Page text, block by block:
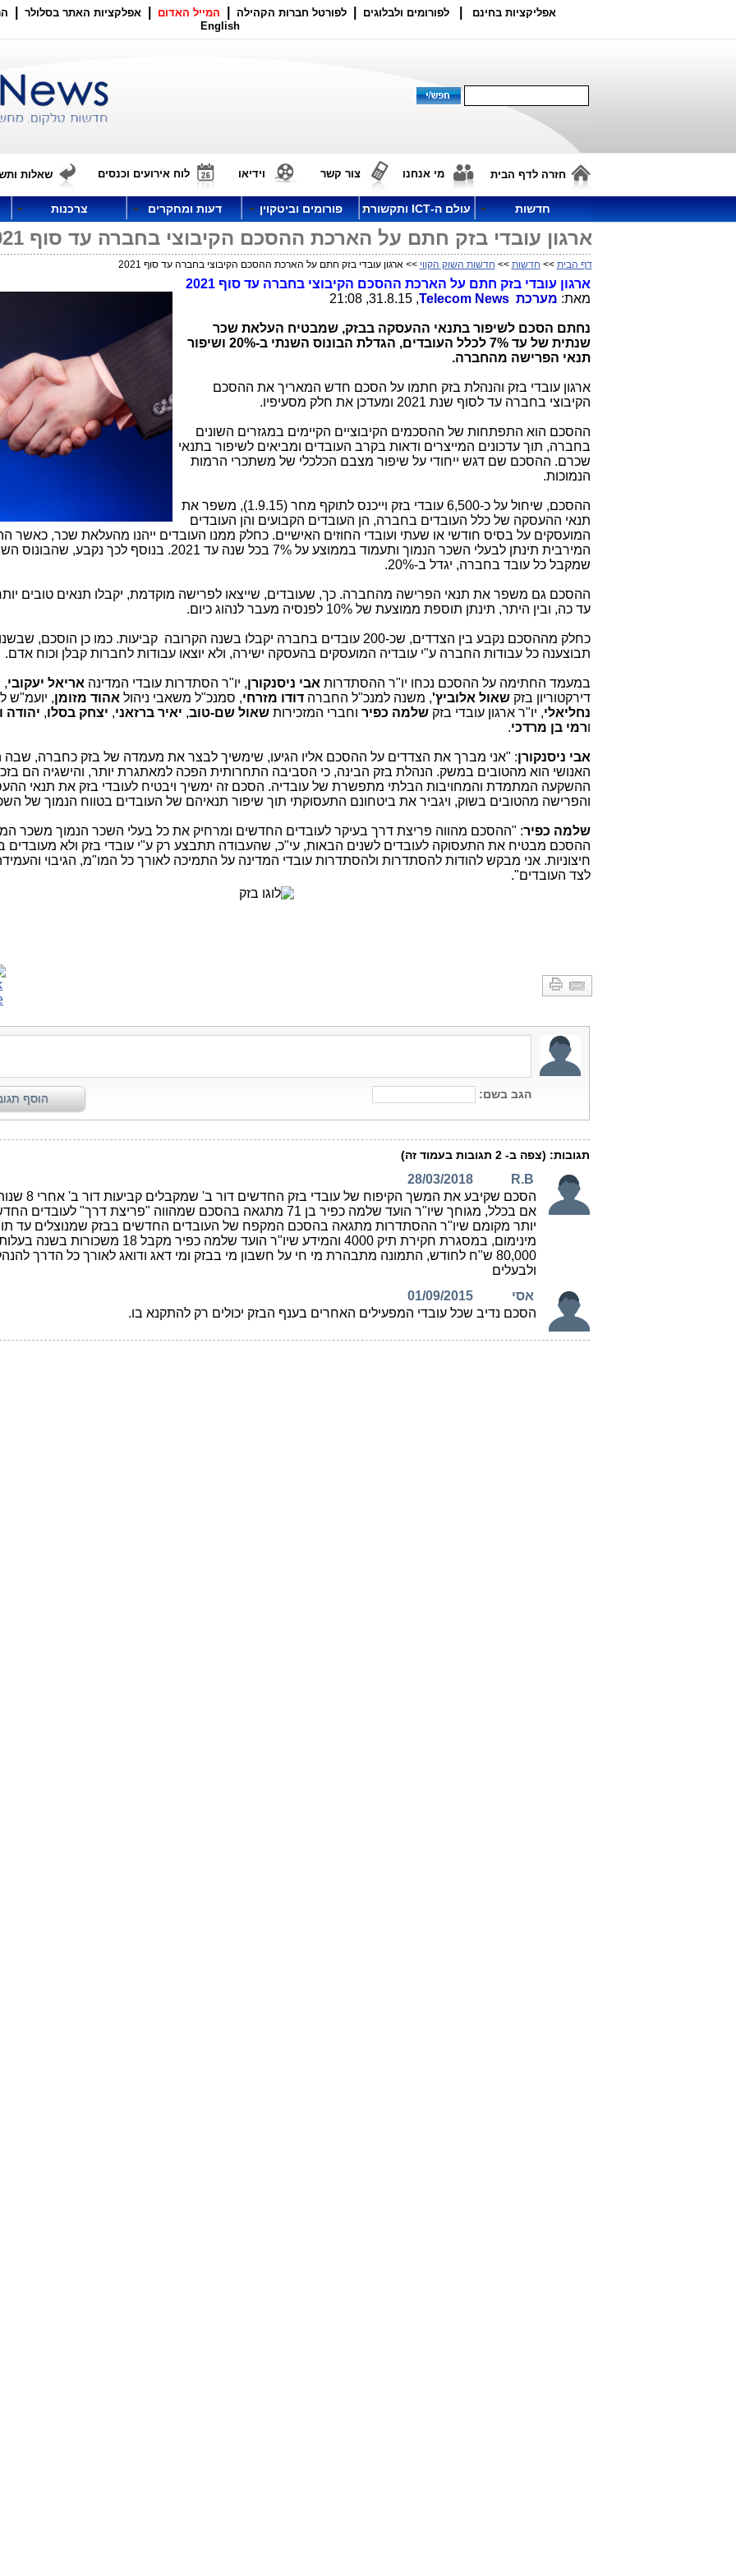
אפליקציות בחינם לפורומים ולבלוגים לפורטל חברות הקהילה המייל האדום אפלקציות האתר בסלולר
English
חזרה לדף הבית מי אנחנו צור קשר וידיאו לוח אירועים וכנסים שאלות
חדשות עולם ה-ICT ותקשורת פורומים וביטקוין דעות ומחקרים צרכנות
ארגון עובדי בזק חתם על הארכת ההסכם הקיבוצי בחברה עד סוף 2021
דף הבית >> חדשות >> חדשות השוק הקווי >> ארגון עובדי בזק חתם על הארכת ההסכם הקיבוצי בחברה עד סוף 2021
ארגון עובדי בזק חתם על הארכת ההסכם הקיבוצי בחברה עד סוף 2021
מאת: מערכת Telecom News
, 31.8.15, 21:08
נחתם הסכם לשיפור בתנאי ההעסקה בבזק,שמבטיח העלאת שכר
שנתית של עד 7% לכלל העובדים, הגדלת הבונוס השנתי ב-20% ושיפור
תנאי הפרישה מהחברה.
ארגון עובדי בזק והנהלת בזק חתמו על הסכם חדש המאריך את ההסכם
הקיבוצי בחברה עד לסוף שנת 2021 ומעדכן את חלק מסעיפיו.
ההסכם הוא התפתחות של ההסכמים הקיבוציים הקיימים במגזרים השונים
בחברה, תוך עדכונים המייצרים ודאות בקרב העובדים ומביאים לשיפור בתנאי
שכרם. ההסכם שם דגש ייחודי על שיפור מצבם הכלכלי של משתכרי הרמות
הנמוכות.
ההסכם, שיחול על כ-6,500 עובדי בזק וייכנס לתוקף מחר (1.9.15), משפר את
תנאי ההעסקה של כלל העובדים בחברה, הן העובדים הקבועים והן העובדים
המועסקים על בסיס חודשי או שעתי ועובדי החוזים האישיים. כחלק ממנו העובדים ייהנו מהעלאת שכר, כאשר
המירבית תינתן לבעלי השכר הנמוך ותעמוד בממוצע על 7% בכל שנה עד 2021. בנוסף לכך נקבע,
שמקבל כל עובד בחברה, יגדל ב-20%.
ההסכם גם משפר את תנאי הפרישה מהחברה. כך, שעובדים, שייצאו לפרישה מוקדמת, יקבלו תנאים טובים
עד כה, ובין היתר, תינתן תוספת ממוצעת של 10% לפנסיה מעבר לנהוג כיום.
כחלק מההסכם נקבע בין הצדדים, שכ-200 עובדים בחברה יקבלו בשנה הקרובה קביעות. כמו כן
תבוצענה כל עבודות החברה ע"י עובדיה המועסקים בהעסקה ישירה, ולא יוצאו עבודות לחברות קבלן וכוח אדם.
במעמד החתימה על ההסכם נכחו יו"ר ההסתדרות אבי ניסנקורן, יו"ר הסתדרות עובדי המדינה אריאל יעקובי,
דירקטוריון בזקשאול אלוביץ', משנה למנכ"ל החברהדודו מזרחי, סמנכ"ל משאבי ניהול אהוד מזומן, יועמ"ש
נחליאלי, יו"ר ארגון עובדי בזקשלמה כפיר וחברי המזכירותשאול שם-טוב, יאיר ברזאני, יצחק בסלו, יהודה
ורמי בן מרדכי.
אבי ניסנקורן: "אני מברך את הצדדים על ההסכם אליו הגיעו, שימשיך לבצר את מעמדה של בזק כחברה, שבה
האנושי הוא מהטובים במשק. הנהלת בזק הבינה, כי הסביבה התחרותית הפכה למאתגרת יותר, והישגיה הם
ההשקעה המתמדת והמחויבות הבלתי מתפשרת של עובדיה. הסכם זה ימשיך ויבטיח לעובדי בזק את תנאי
והפרישה מהטובים בשוק, ויגביר את ביטחונם התעסוקתי תוך שיפור תנאיהם של העובדים בטווח הנמוך של
שלמה כפיר: "ההסכם מהווה פריצת דרך בעיקר לעובדים החדשים ומרחיק את כל בעלי השכר הנמוך משכר
ההסכם מבטיח את התעסוקה לעובדים לשנים הבאות, עי"כ, שהעבודה תתבצע רק ע"י עובדי בזק ולא מעובדים
חיצוניות. אני מבקש להודות להסתדרות ולהסתדרות עובדי המדינה על התמיכה לאורך כל המו"מ, הגיבוי
לצד העובדים".